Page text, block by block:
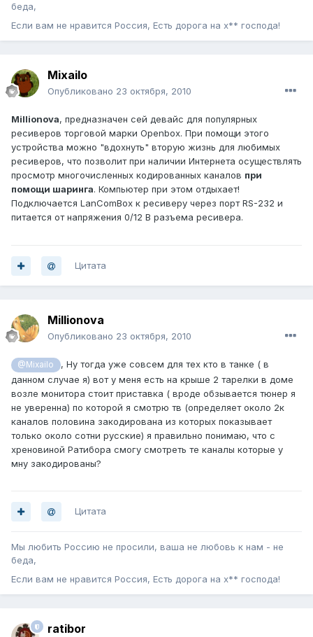
беда,
Если вам не нравится Россия, Есть дорога на х** господа!
Mixailo
Опубликовано 23 октября, 2010
Millionova, предназначен сей девайс для популярных
ресиверов торговой марки Openbox. При помощи этого
устройства можно "вдохнуть" вторую жизнь для любимых
ресиверов, что позволит при наличии Интернета осуществлять
просмотр многочисленных кодированных каналов при
помощи шаринга. Компьютер при этом отдыхает!
Подключается LanComBox к ресиверу через порт RS-232 и
питается от напряжения 0/12 В разъема ресивера.
Цитата
Millionova
Опубликовано 23 октября, 2010
@Mixailo
, Ну тогда уже совсем для тех кто в танке ( в
данном случае я) вот у меня есть на крыше 2 тарелки в доме
возле монитора стоит приставка ( вроде обзывается тюнер я
не уверенна) по которой я смотрю тв (определяет около 2к
каналов половина закодирована из которых показывает
только около сотни русские) я правильно понимаю, что с
хреновиной Ратибора смогу смотреть те каналы которые у
мну закодированы?
Цитата
Мы любить Россию не просили, ваша не любовь к нам - не
беда,
Если вам не нравится Россия, Есть дорога на х** господа!
ratibor